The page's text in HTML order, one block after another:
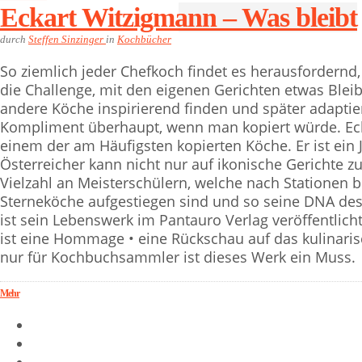
Eckart Witzigmann – Was bleibt
durch Steffen Sinzinger in Kochbücher
So ziemlich jeder Chefkoch findet es
die Challenge, mit den eigenen Gerichten etwas
andere Köche inspirierend finden und später
Kompliment überhaupt, wenn man kopiert würde.
einem der am Häufigsten kopierten Köche. Er ist
Österreicher kann nicht nur auf ikonische Gerichte
Vielzahl an Meisterschülern, welche nach Stationen
Sterneköche aufgestiegen sind und so seine DNA
ist sein Lebenswerk im Pantauro Verlag
ist eine Hommage • eine Rückschau auf das
nur für Kochbuchsammler ist dieses Werk ein Muss.
Mehr